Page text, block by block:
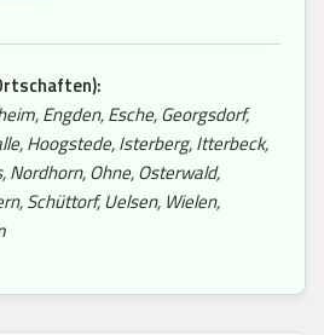
Engden, Esche, Georgsdorf,
Hoogstede, Isterberg, Itterbeck,
Nordhorn, Ohne, Osterwald,
Schüttorf, Uelsen, Wielen,